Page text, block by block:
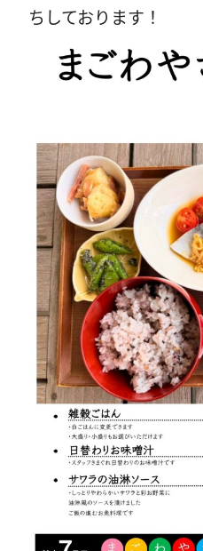
ちしております！